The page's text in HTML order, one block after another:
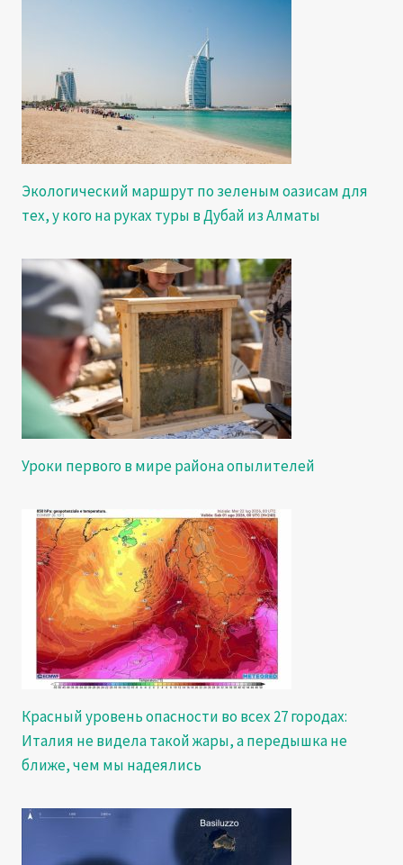
Экологический маршрут по зеленым оазисам для
тех, у кого на руках туры в Дубай из Алматы
Уроки первого в мире района опылителей
Красный уровень опасности во всех 27 городах:
Италия не видела такой жары, а передышка не
ближе, чем мы надеялись